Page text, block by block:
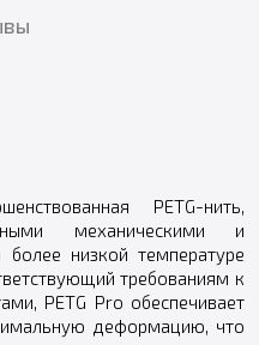
PETG-нить,
механическими и
низкой температуре
требованиям к
PETG Pro обеспечивает
деформацию, что